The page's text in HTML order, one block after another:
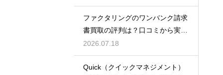
ファクタリングのワンバンク請求
書買取の評判は？口コミから実態
を徹底解説
2026.07.18
Quick（クイックマネジメント）